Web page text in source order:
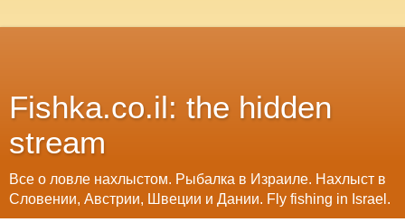
Fishka.co.il: the hidden
stream
Все о ловле нахлыстом. Рыбалка в Израиле. Нахлыст в
Словении, Австрии, Швеции и Дании. Fly fishing in Israel.